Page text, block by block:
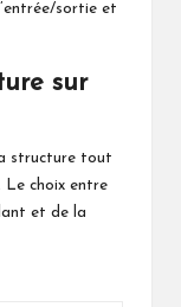
sortie et
sur
structure tout
Le choix entre
et de la